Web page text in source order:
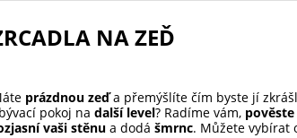
NA ZEĎ
prázdnou zeďa přemýšlíte čím byste jí
pokoj na další level? Radíme vám,
vaši stěnua dodá šmrnc. Můžete vybírat